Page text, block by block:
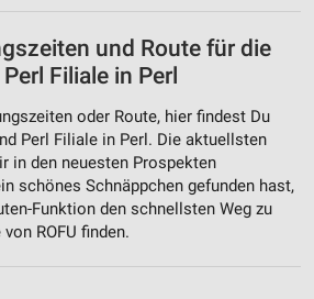
und Route für die
Filiale in Perl
oder Route, hier findest Du
Perl Filiale in Perl. Die aktuellsten
in den neuesten Prospekten
schönes Schnäppchen gefunden hast,
Funktion den schnellsten Weg zu
ROFU finden.